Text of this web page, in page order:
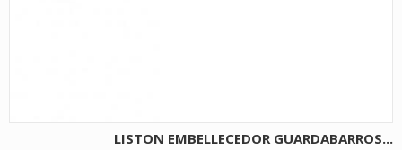
LISTON EMBELLECEDOR GUARDABARROS...